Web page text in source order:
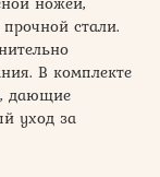
стали.
В комплекте
дающие
уход за